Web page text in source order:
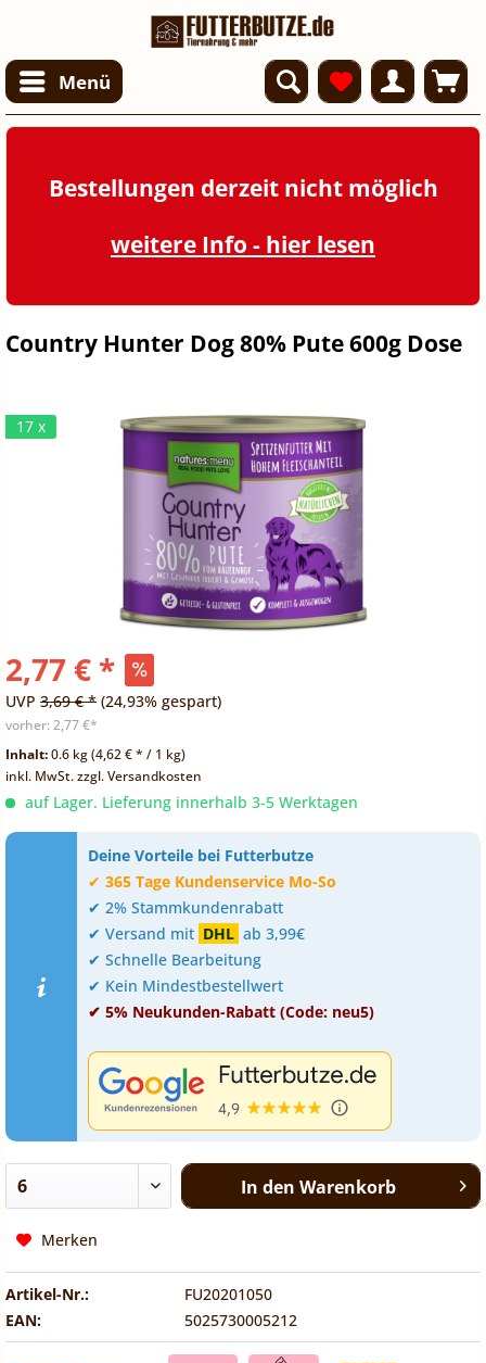
Menü
Bestellungen derzeit nicht möglich
weitere Info - hier lesen
Country Hunter Dog 80% Pute 600g Dose
17 x
2,77 € *
UVP 3,69 € * (24,93% gespart)
vorher: 2,77 €*
Inhalt:0.6 kg (4,62 € * / 1 kg)
inkl. MwSt.zzgl. Versandkosten
auf Lager. Lieferung innerhalb 3-5 Werktagen
Deine Vorteile bei Futterbutze
✔ 365 Tage Kundenservice Mo-So
✔ 2% Stammkundenrabatt
✔ Versand mit DHL ab 3,99€
✔ Schnelle Bearbeitung
✔ Kein Mindestbestellwert
✔ 5% Neukunden-Rabatt (Code: neu5)
In den Warenkorb
Merken
Artikel-Nr.:
FU20201050
EAN:
5025730005212